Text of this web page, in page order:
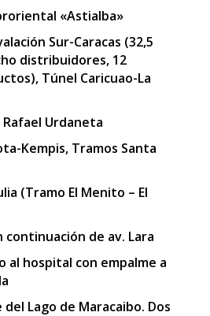
«Astialba»
Sur-Caracas (32,5
distribuidores, 12
Túnel Caricuao-La
Urdaneta
Kempis, Tramos Santa
(Tramo El Menito – El
continuación de av. Lara
al hospital con empalme a
Lago de Maracaibo. Dos